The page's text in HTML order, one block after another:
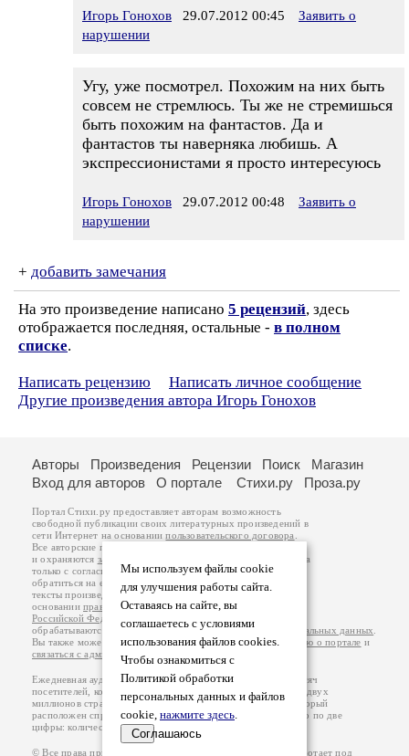
Игорь Гонохов 29.07.2012 00:45
Заявить о
нарушении
Угу, уже посмотрел. Похожим на них быть
совсем не стремлюсь. Ты же не стремишься
быть похожим на фантастов. Да и
фантастов ты наверняка любишь. А
экспрессионистами я просто интересуюсь
Игорь Гонохов 29.07.2012 00:48
Заявить о
нарушении
+ добавить замечания
На это произведение написано 5 рецензий, здесь
отображается последняя, остальные - в полном
списке.
Написать рецензию
Написать личное сообщение
Другие произведения автора Игорь Гонохов
Мы используем файлы cookie
для улучшения работы сайта.
Оставаясь на сайте, вы
соглашаетесь с условиями
использования файлов cookies.
Чтобы ознакомиться с
Политикой обработки
персональных данных и файлов
cookie, нажмите здесь.
Соглашаюсь
Авторы Произведения Рецензии Поиск
Магазин
Вход для авторов
О портале Стихи.ру Проза.ру
Портал Стихи.ру предоставляет авторам возможность
свободной публикации своих литературных произведений в
сети Интернет на основаниипользовательского договора
Все авторские права на произведения принадлежат авторам
и охраняются законом
. Перепечатка произведений возможна
только с согласия его автора, к которому вы можете
обратиться на его авторской странице. Ответственность за
тексты произведений авторы несут самостоятельно на
основанииправил публикацииизаконодательства
Российской Федерации
обрабатываются на основанииПолитики обработки персональных данных
Вы также можете посмотреть более подробнуюинформацию о портале и
связаться с администрацией
Ежедневная аудитория портала Стихи.ру – порядка 200 тысяч
посетителей, которые в общей сумме просматривают более двух
миллионов страниц по данным счетчика посещаемости, который
расположен справа от этого текста. В каждой графе указано по две
цифры: количество просмотров и количество посетителей.
© Все права принадлежат авторам, 2000-2026. Портал работает под